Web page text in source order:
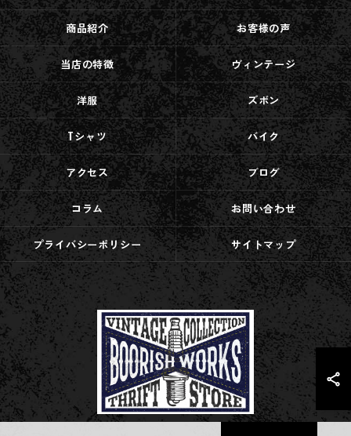
商品紹介 お客様の声
当店の特徴 ヴィンテージ
洋服 ズボン
Tシャツ バイク
アクセス ブログ
コラム お問い合わせ
プライバシーポリシー サイトマップ